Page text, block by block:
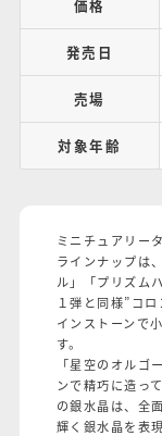
価格
発売日
売場
対象年齢
ミニチュアリー
ラインナップは
ル」「プリズム
１弾と同様”コ
インストーンで
す。
「星空のオルゴ
ンで精巧に造っ
の銀水晶は、全
輝く銀水晶を表